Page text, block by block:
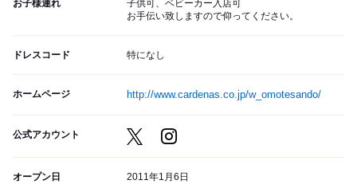
お子様連れ
子供可、ベビーカー入店可
お手伝い致しますので仰ってください。
ドレスコード 特になし
ホームページ http://www.cardenas.co.jp/w_omotesando/
公式アカウント
オープン日 2011年1月6日